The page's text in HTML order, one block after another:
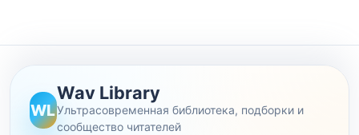
WL
Wav Library
Ультрасовременная библиотека, подборки и
сообщество читателей